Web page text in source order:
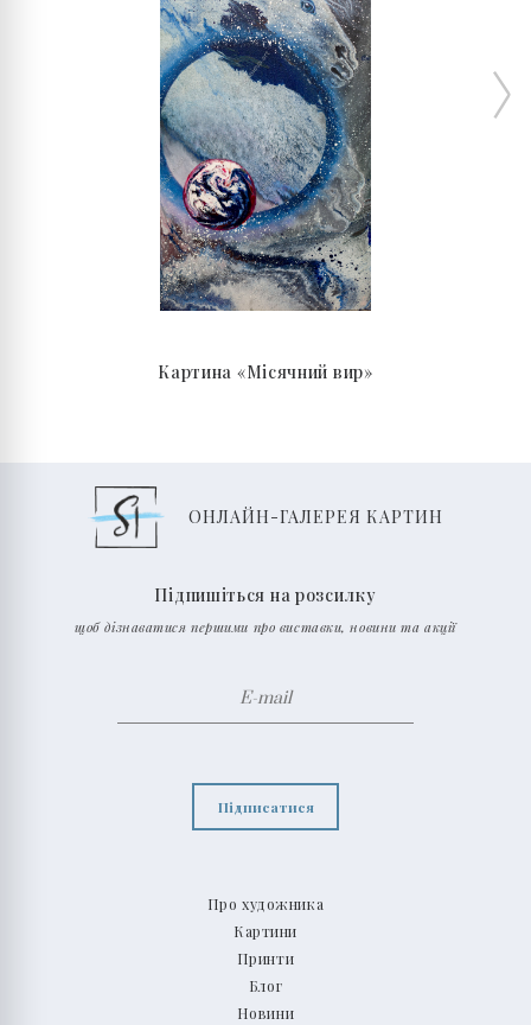
Картина «Місячний вир»
ОНЛАЙН-ГАЛЕРЕЯ КАРТИН
Про художника
Картини
Принти
Блог
Новини
Підпишіться на розсилку
щоб дізнаватися першими про виставки, новини та акції
Підписатися